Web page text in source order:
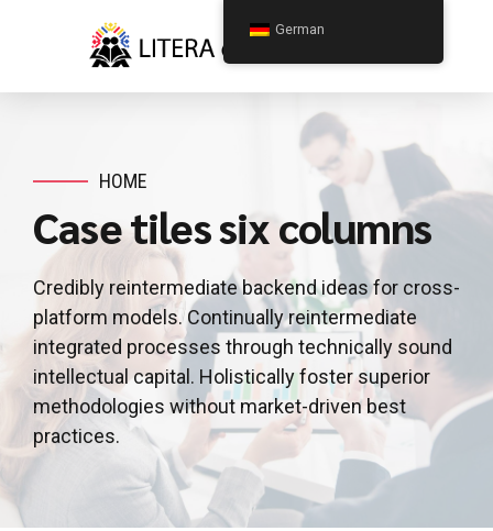
HOME
Case tiles six columns
Credibly reintermediate backend ideas for cross-
platform models. Continually reintermediate
integrated processes through technically sound
intellectual capital. Holistically foster superior
methodologies without market-driven best
practices.
German